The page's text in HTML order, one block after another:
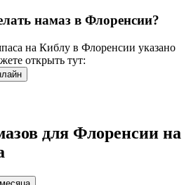
намаз в Флоренсии?
на Киблу в Флоренсии указано
открыть тут:
для Флоренсии на